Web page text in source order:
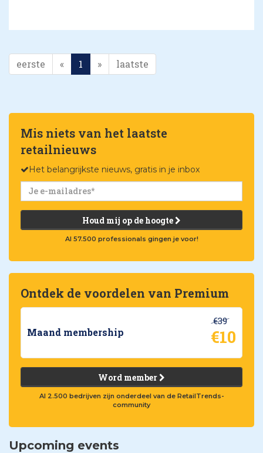
eerste « 1 » laatste
Mis niets van het laatste
retailnieuws
Het belangrijkste nieuws, gratis in je inbox
Houd mij op de hoogte
Al 57.500 professionals gingen je voor!
Ontdek de voordelen van Premium
Maand membership
€39
€10
Word member
Al 2.500 bedrijven zijn onderdeel van de RetailTrends-
community
Upcoming events